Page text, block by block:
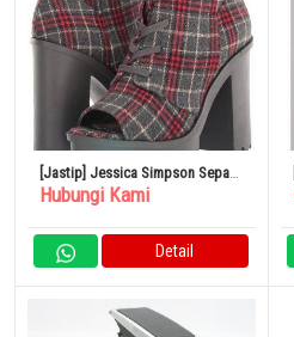
[Jastip] Jessica Simpson Sepatu
Wanita Boots Lace-Up Lizzah
Hubungi Kami
Detail